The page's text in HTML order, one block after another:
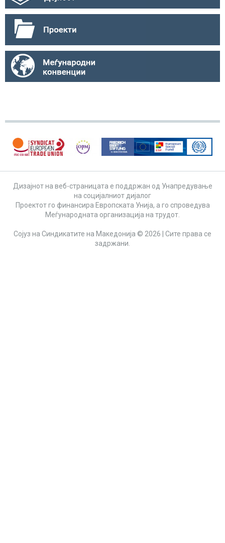
Дизајнот на веб-страницата е поддржан од Унапредување
на социјалниот дијалог
Проектот го финансира Европската Унија, а го спроведува
Меѓународната организација на трудот.
Сојуз на Синдикатите на Македонија © 2026 | Сите права се
задржани.